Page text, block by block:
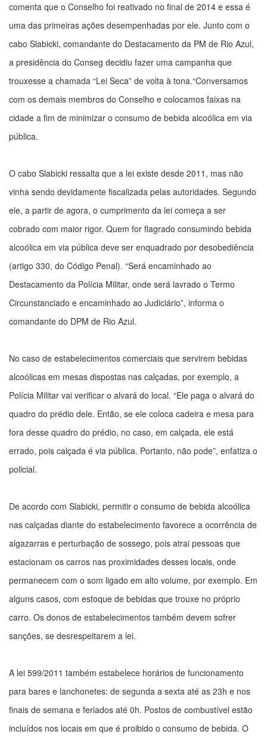
comenta que o Conselho foi reativado no final de 2014 e essa é
uma das primeiras ações desempenhadas por ele. Junto com o
cabo Slabicki, comandante do Destacamento da PM de Rio Azul,
a presidência do Conseg decidiu fazer uma campanha que
trouxesse a chamada “Lei Seca” de volta à tona.“Conversamos
com os demais membros do Conselho e colocamos faixas na
cidade a fim de minimizar o consumo de bebida alcoólica em via
pública.
O cabo Slabicki ressalta que a lei existe desde 2011, mas não
vinha sendo devidamente fiscalizada pelas autoridades. Segundo
ele, a partir de agora, o cumprimento da lei começa a ser
cobrado com maior rigor. Quem for flagrado consumindo bebida
alcoólica em via pública deve ser enquadrado por desobediência
(artigo 330, do Código Penal). “Será encaminhado ao
Destacamento da Polícia Militar, onde será lavrado o Termo
Circunstanciado e encaminhado ao Judiciário”, informa o
comandante do DPM de Rio Azul.
No caso de estabelecimentos comerciais que servirem bebidas
alcoólicas em mesas dispostas nas calçadas, por exemplo, a
Polícia Militar vai verificar o alvará do local. “Ele paga o alvará do
quadro do prédio dele. Então, se ele coloca cadeira e mesa para
fora desse quadro do prédio, no caso, em calçada, ele está
errado, pois calçada é via pública. Portanto, não pode”, enfatiza o
policial.
De acordo com Slabicki, permitir o consumo de bebida alcoólica
nas calçadas diante do estabelecimento favorece a ocorrência de
algazarras e perturbação de sossego, pois atrai pessoas que
estacionam os carros nas proximidades desses locais, onde
permanecem com o som ligado em alto volume, por exemplo. Em
alguns casos, com estoque de bebidas que trouxe no próprio
carro. Os donos de estabelecimentos também devem sofrer
sanções, se desrespeitarem a lei.
A lei 599/2011 também estabelece horários de funcionamento
para bares e lanchonetes: de segunda a sexta até as 23h e nos
finais de semana e feriados até 0h. Postos de combustível estão
incluídos nos locais em que é proibido o consumo de bebida. O